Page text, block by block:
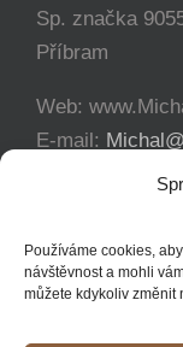
Používáme cookies,
návštěvnost a mohli
můžete kdykoliv změnit
Sp. značka
Příbram
Web:
E-mail:
+420